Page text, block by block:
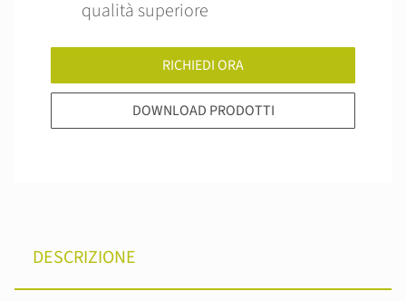
qualità superiore
RICHIEDI ORA
DOWNLOAD PRODOTTI
DESCRIZIONE